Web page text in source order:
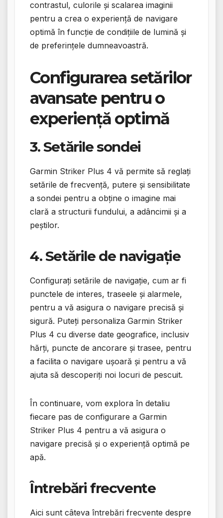
contrastul, culorile și scalarea imaginii
pentru a crea o experiență de navigare
optimă în funcție de condițiile de lumină și
de preferințele dumneavoastră.
Configurarea setărilor
avansate pentru o
experiență optimă
3. Setările sondei
Garmin Striker Plus 4 vă permite să reglați
setările de frecvență, putere și sensibilitate
a sondei pentru a obține o imagine mai
clară a structurii fundului, a adâncimii și a
peștilor.
4. Setările de navigație
Configurați setările de navigație, cum ar fi
punctele de interes, traseele și alarmele,
pentru a vă asigura o navigare precisă și
sigură. Puteți personaliza Garmin Striker
Plus 4 cu diverse date geografice, inclusiv
hărți, puncte de ancorare și trasee, pentru
a facilita o navigare ușoară și pentru a vă
ajuta să descoperiți noi locuri de pescuit.
În continuare, vom explora în detaliu
fiecare pas de configurare a Garmin
Striker Plus 4 pentru a vă asigura o
navigare precisă și o experiență optimă pe
apă.
Întrebări frecvente
Aici sunt câteva întrebări frecvente despre